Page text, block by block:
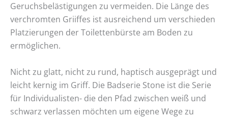
Geruchsbelästigungen zu vermeiden. Die Länge des
verchromten Griiffes ist ausreichend um verschieden
Platzierungen der Toilettenbürste am Boden zu
ermöglichen.
Nicht zu glatt, nicht zu rund, haptisch ausgeprägt und
leicht kernig im Griff. Die Badserie Stone ist die Serie
für Individualisten- die den Pfad zwischen weiß und
schwarz verlassen möchten um eigene Wege zu